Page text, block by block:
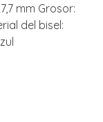
mm Grosor:
del bisel: